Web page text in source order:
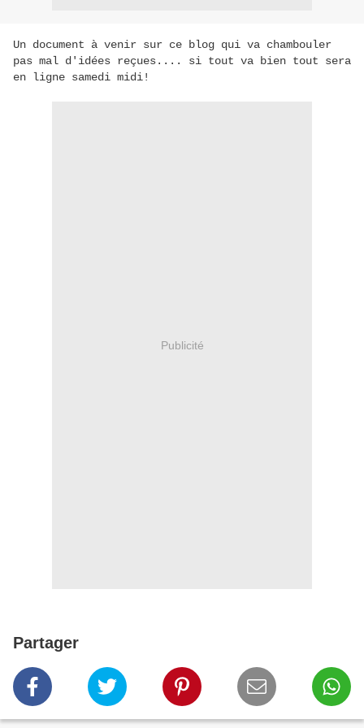
Un document à venir sur ce blog qui va chambouler
pas mal d'idées reçues.... si tout va bien tout sera
en ligne samedi midi!
Publicité
Partager